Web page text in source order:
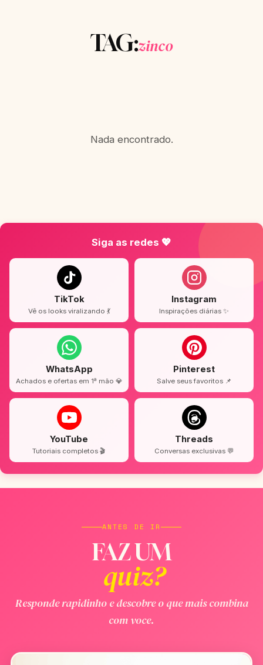
TAG:zinco
Nada encontrado.
Siga as redes 💖
TikTok
Vê os looks viralizando 💃
Instagram
Inspirações diárias ✨
WhatsApp
Achados e ofertas em 1ª mão 💎
Pinterest
Salve seus favoritos 📌
YouTube
Tutoriais completos 🎬
Threads
Conversas exclusivas 💬
ANTES DE IR
FAZ UM
quiz?
Responde rapidinho e descobre o que mais combina
com voce.